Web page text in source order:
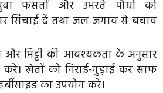
फसतों और उभरते पौधों को
सिंचाई दें तथा जल जगाव से बचाव
मिट्टी की आवश्यकता के अनुसार
करें। खेतों को निराई-गुड़ाई कर साफ
का उपयोग करें।